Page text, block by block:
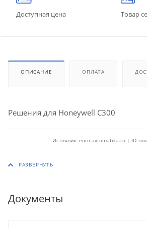
Доступная цена Товар
ОПИСАНИЕ ОПЛАТА
Решения для Honeywell C300
Источник: euro-avtomatika.ru | ID
Документы